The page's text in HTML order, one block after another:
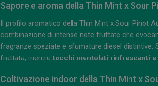
Sapore e aroma della Thin Mint x Sour
Il profilo aromatico della Thin Mint x Sour Pinot
combinazione di intense note fruttate che
fragranze speziate e sfumature diesel distintive.
fruttata, mentre tocchi mentolati rinfrescanti
Coltivazione indoor della Thin Mint x